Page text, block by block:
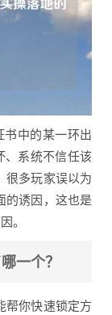
书中的某一环出
、系统不信任该
很多玩家误以为
的诱因，这也是
。
一个？
帮你快速锁定方